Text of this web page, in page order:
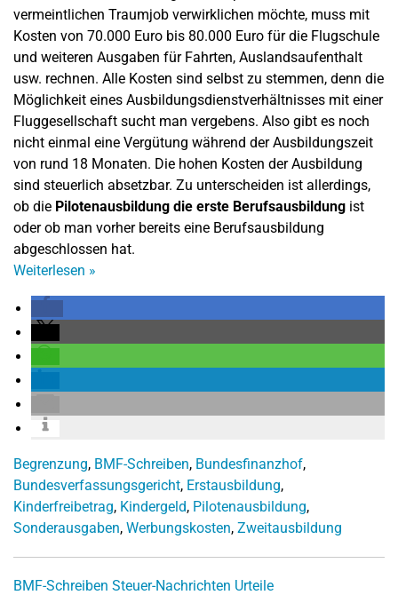
vermeintlichen Traumjob verwirklichen möchte, muss mit
Kosten von 70.000 Euro bis 80.000 Euro für die Flugschule
und weiteren Ausgaben für Fahrten, Auslandsaufenthalt
usw. rechnen. Alle Kosten sind selbst zu stemmen, denn die
Möglichkeit eines Ausbildungsdienstverhältnisses mit einer
Fluggesellschaft sucht man vergebens. Also gibt es noch
nicht einmal eine Vergütung während der Ausbildungszeit
von rund 18 Monaten. Die hohen Kosten der Ausbildung
sind steuerlich absetzbar. Zu unterscheiden ist allerdings,
ob die Pilotenausbildung die erste Berufsausbildung ist
oder ob man vorher bereits eine Berufsausbildung
abgeschlossen hat.
Weiterlesen »
Begrenzung, BMF-Schreiben, Bundesfinanzhof,
Bundesverfassungsgericht, Erstausbildung,
Kinderfreibetrag, Kindergeld, Pilotenausbildung,
Sonderausgaben, Werbungskosten, Zweitausbildung
BMF-Schreiben Steuer-Nachrichten Urteile